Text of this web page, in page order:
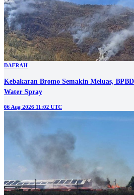
DAERAH
Kebakaran Bromo Semakin Meluas,
Water Spray
06 Aug 2026 11:02 UTC